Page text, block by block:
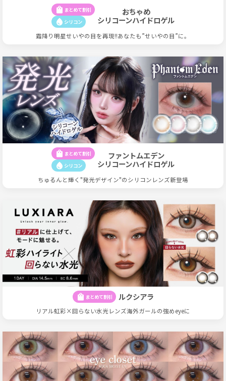
shopping_bag まとめて割引
water_drop シリコン
おちゃめ
シリコーンハイドロゲル
霜降り明星せいやの目を再現!!あなたも”せいやの目”に。
shopping_bag まとめて割引
water_drop シリコン
ファントムエデン
シリコーンハイドロゲル
ちゅるんと輝く"発光デザイン"のシリコンレンズ新登場
shopping_bag まとめて割引 ルクシアラ
リアル虹彩×回らない水光レンズ海外ガールの強めeyeに